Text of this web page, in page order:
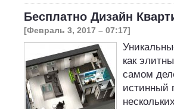
Бесплатно Дизайн
[Февраль 3, 2017 – 07:17]
как
самом
истинный